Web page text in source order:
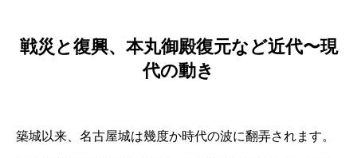
戦災と復興、本丸御殿復元など近代〜現
代の動き
築城以来、名古屋城は幾度か時代の波に翻弄されます。